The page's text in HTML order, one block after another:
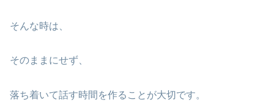
そんな時は、
そのままにせず、
落ち着いて話す時間を作ることが大切です。